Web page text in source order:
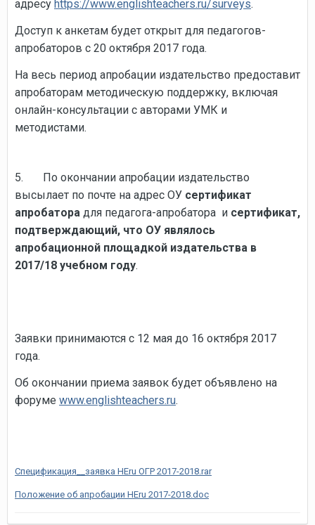
адресу https://www.englishteachers.ru/surveys.
Доступ к анкетам будет открыт для педагогов-
апробаторов с 20 октября 2017 года.
На весь период апробации издательство предоставит
апробаторам методическую поддержку, включая
онлайн-консультации с авторами УМК и
методистами.
5. По окончании апробации издательство
высылает по почте на адрес ОУ сертификат
апробатора для педагога-апробатора и сертификат,
подтверждающий, что ОУ являлось
апробационной площадкой издательства в
2017/18 учебном году.
Заявки принимаются с 12 мая до 16 октября 2017
года.
Об окончании приема заявок будет объявлено на
форуме www.englishteachers.ru.
Спецификация__заявка HEru ОГР 2017-2018.rar
Положение об апробации HEru 2017-2018.doc